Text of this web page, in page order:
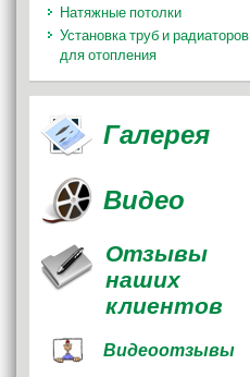
Натяжные потолки
Установка труб и радиаторов
для отопления
Галерея
Видео
Отзывы
наших
клиентов
Видеоотзывы